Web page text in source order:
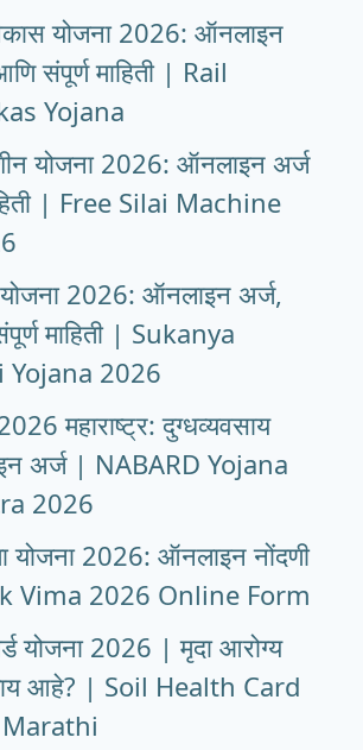
योजना 2026: ऑनलाइन
संपूर्ण माहिती | Rail
Yojana
योजना 2026: ऑनलाइन अर्ज
| Free Silai Machine
योजना 2026: ऑनलाइन अर्ज,
माहिती | Sukanya
2026
महाराष्ट्र: दुग्धव्यवसाय
अर्ज | NABARD Yojana
2026
योजना 2026: ऑनलाइन नोंदणी
Vima 2026 Online Form
योजना 2026 | मृदा आरोग्य
आहे? | Soil Health Card